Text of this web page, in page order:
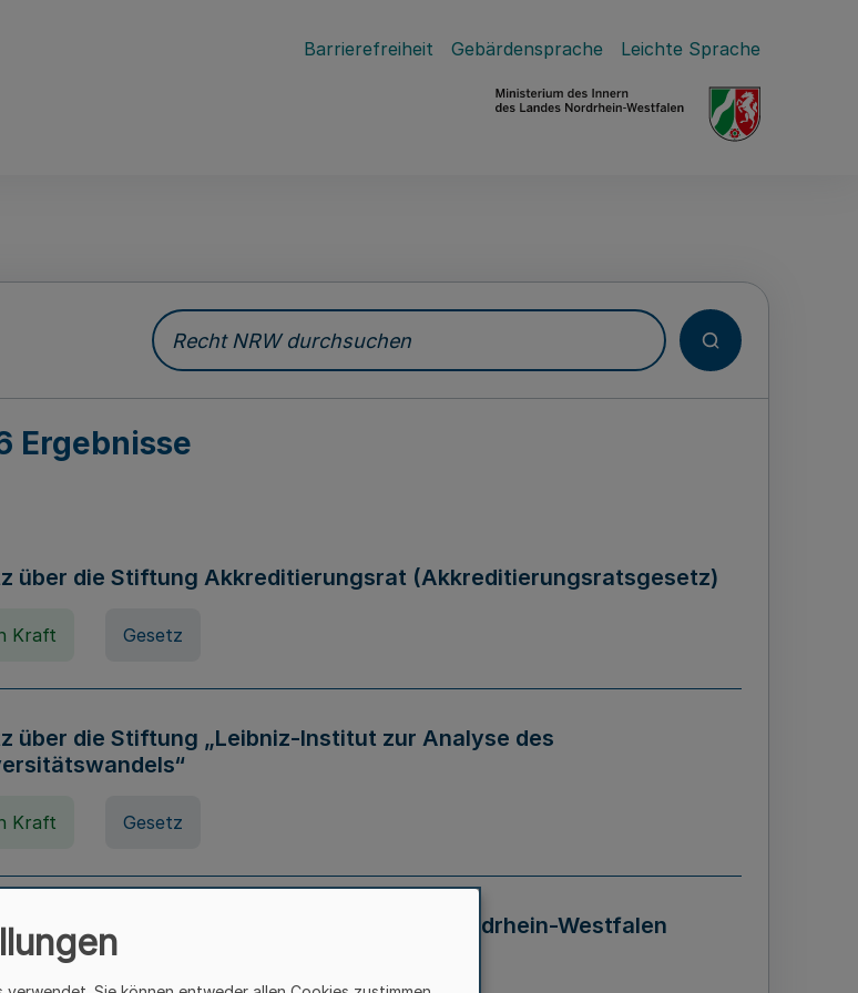
Barrierefreiheit Gebärdensprache Leichte Sprache
Recht NRW durchsuchen
Ergebnisse
über die Stiftung Akkreditierungsrat (Akkreditierungsratsgesetz)
Kraft Gesetz
über die Stiftung „Leibniz-Institut zur Analyse des
Kraft Gesetz
über die Kunsthochschulen des Landes Nordrhein-Westfalen
- KunstHG)